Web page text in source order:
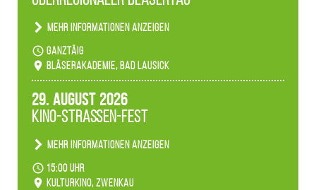
Mehr Informationen anzeigen
Teilnahme der Bläserklassen.
ganztäig
Bläserakademie, Bad Lausick
29. August 2026
Kino-Straßen-Fest
Mehr Informationen anzeigen
Konzert unserer Zwenkauer Schüler und
Schülerinnen zum Fest des Kulturkinos.
15:00 Uhr
Kulturkino, Zwenkau